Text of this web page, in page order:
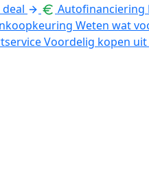
Autofinanciering
Weten wat
Voordelig kopen